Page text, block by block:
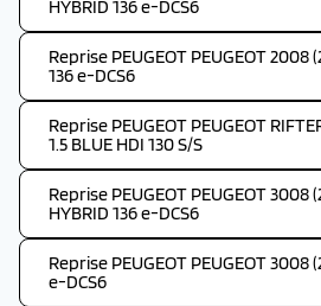
HYBRID 136 e-DCS6
Reprise PEUGEOT PEUGEOT 2008
136 e-DCS6
Reprise PEUGEOT PEUGEOT
1.5 BLUE HDI 130 S/S
Reprise PEUGEOT PEUGEOT 3008
HYBRID 136 e-DCS6
Reprise PEUGEOT PEUGEOT 3008
e-DCS6